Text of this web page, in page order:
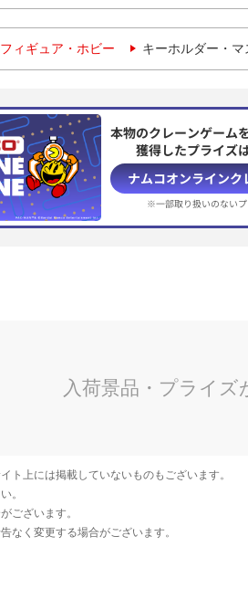
フィギュア・ホビー キーホルダー・
本物のクレーンゲーム
獲得したプライズ
ナムコオンラインク
※一部取り扱いのない